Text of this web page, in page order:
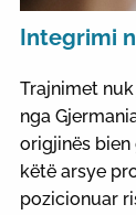
Integrimi
Trajnimet
nga
origjinës bien
këtë arsye
pozicionuar